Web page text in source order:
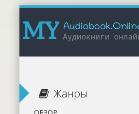
Жанры